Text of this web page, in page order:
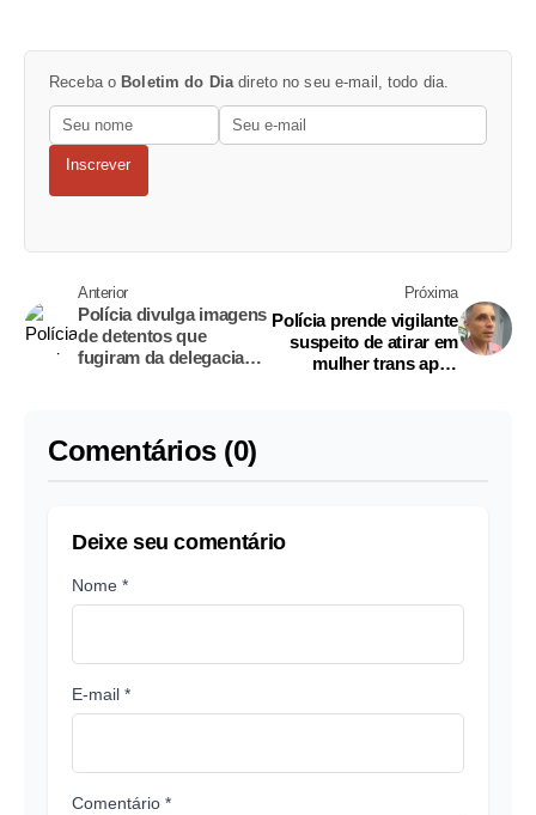
Receba o Boletim do Dia direto no seu e-mail, todo dia.
Inscrever
Anterior
Polícia divulga imagens
de detentos que
fugiram da delegacia
Próxima
Polícia prende vigilante
suspeito de atirar em
mulher trans após
Comentários (0)
Deixe seu comentário
Nome *
E-mail *
Comentário *